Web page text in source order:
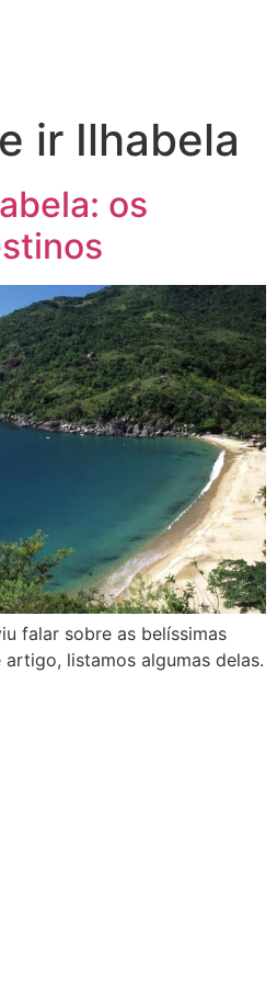
ir Ilhabela
os
falar sobre as belíssimas
artigo, listamos algumas delas.